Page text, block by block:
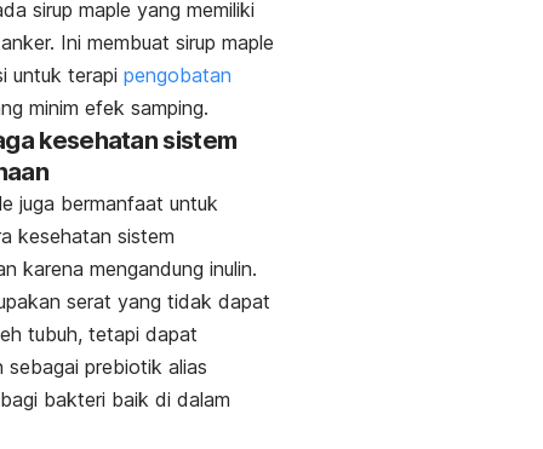
sirup maple yang memiliki
Ini membuat sirup maple
untuk terapi pengobatan
minim efek samping.
kesehatan sistem
juga bermanfaat untuk
kesehatan sistem
karena mengandung inulin.
serat yang tidak dapat
tubuh, tetapi dapat
sebagai prebiotik alias
bakteri baik di dalam